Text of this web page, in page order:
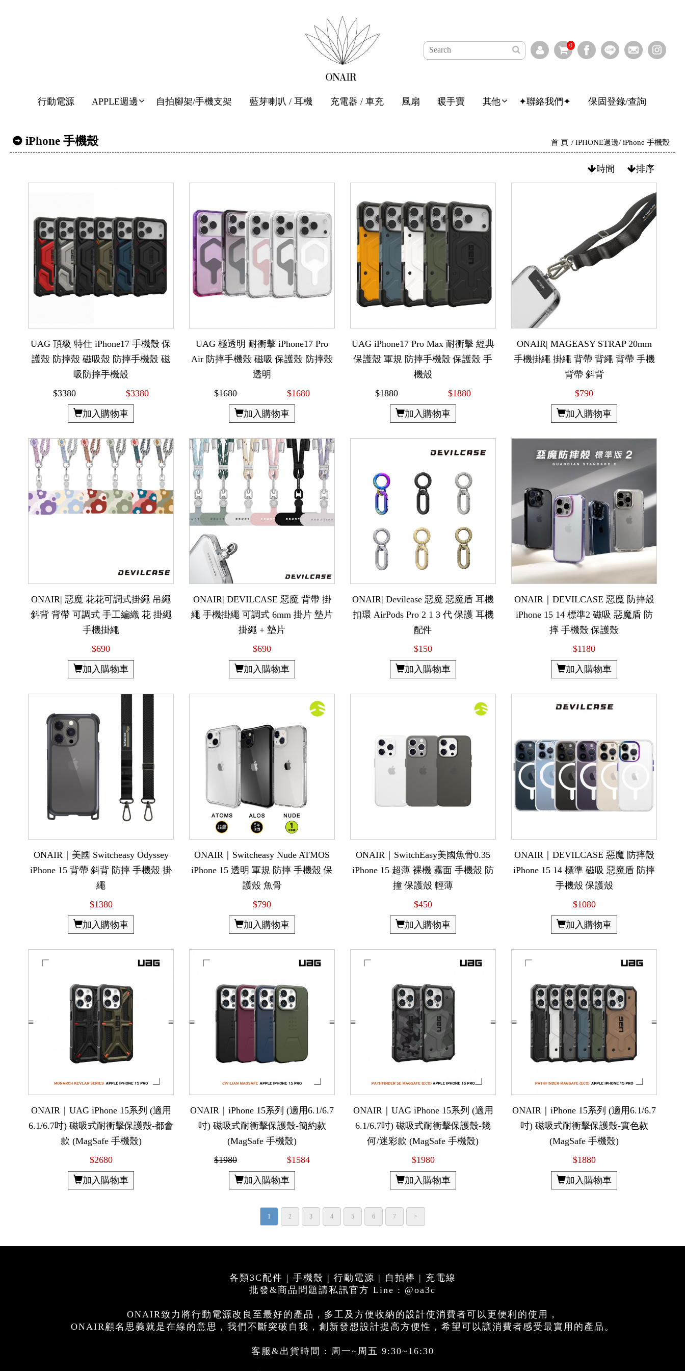
0
行動電源 APPLE週邊 自拍腳架/手機支架 藍芽喇叭 / 耳機 充電器 / 車充 風扇 暖手寶 其他 ✦聯絡我們✦ 保固登錄/查詢
iPhone 手機殼 首 頁 IPHONE週邊 iPhone 手機殼
時間 排序
UAG 頂級 特仕 iPhone17 手機殼 保
護殼 防摔殼 磁吸殼 防摔手機殼 磁
吸防摔手機殼
$3380
$3380
加入購物車
UAG 極透明 耐衝擊 iPhone17 Pro
Air 防摔手機殼 磁吸 保護殼 防摔殼
透明
$1680
$1680
加入購物車
UAG iPhone17 Pro Max 耐衝擊 經典
保護殼 軍規 防摔手機殼 保護殼 手
機殼
$1880
$1880
加入購物車
ONAIR| MAGEASY STRAP 20mm
手機掛繩 掛繩 背帶 背繩 背帶 手機
背帶 斜背
$790
加入購物車
ONAIR| 惡魔 花花可調式掛繩 吊繩
斜背 背帶 可調式 手工編織 花 掛繩
手機掛繩
$690
加入購物車
ONAIR| DEVILCASE 惡魔 背帶 掛
繩 手機掛繩 可調式 6mm 掛片 墊片
掛繩 + 墊片
$690
加入購物車
ONAIR| Devilcase 惡魔 惡魔盾 耳機
扣環 AirPods Pro 2 1 3 代 保護 耳機
配件
$150
加入購物車
ONAIR｜DEVILCASE 惡魔 防摔殼
iPhone 15 14 標準2 磁吸 惡魔盾 防
摔 手機殼 保護殼
$1180
加入購物車
ONAIR｜美國 Switcheasy Odyssey
iPhone 15 背帶 斜背 防摔 手機殼 掛
繩
$1380
加入購物車
ONAIR｜Switcheasy Nude ATMOS
iPhone 15 透明 軍規 防摔 手機殼 保
護殼 魚骨
$790
加入購物車
ONAIR｜SwitchEasy美國魚骨0.35
iPhone 15 超薄 裸機 霧面 手機殼 防
撞 保護殼 輕薄
$450
加入購物車
ONAIR｜DEVILCASE 惡魔 防摔殼
iPhone 15 14 標準 磁吸 惡魔盾 防摔
手機殼 保護殼
$1080
加入購物車
ONAIR｜UAG iPhone 15系列 (適用
6.1/6.7吋) 磁吸式耐衝擊保護殼-都會
款 (MagSafe 手機殼)
$2680
加入購物車
ONAIR｜iPhone 15系列 (適用6.1/6.7
吋) 磁吸式耐衝擊保護殼-簡約款
(MagSafe 手機殼)
$1980
$1584
加入購物車
ONAIR｜UAG iPhone 15系列 (適用
6.1/6.7吋) 磁吸式耐衝擊保護殼-幾
何/迷彩款 (MagSafe 手機殼)
$1980
加入購物車
ONAIR｜iPhone 15系列 (適用6.1/6.7
吋) 磁吸式耐衝擊保護殼-實色款
(MagSafe 手機殼)
$1880
加入購物車
1 2 3 4 5 6 7 >
各類3C配件 | 手機殼 | 行動電源 | 自拍棒 | 充電線
批發&商品問題請私訊官方 Line : @oa3c
ONAIR致力將行動電源改良至最好的產品，多工及方便收納的設計使消費者可以更便利的使用，
ONAIR顧名思義就是在線的意思，我們不斷突破自我，創新發想設計提高方便性，希望可以讓消費者感受最實用的產品。
客服&出貨時間 : 周一~周五 9:30~16:30